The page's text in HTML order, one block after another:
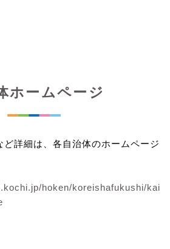
ホームページ
詳細は、各自治体のホームページ
hoken/koreishafukushi/kai